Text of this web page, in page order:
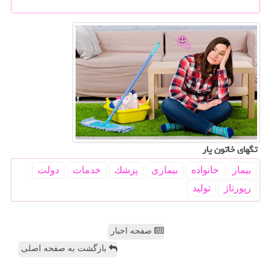
تگهای خاتون یار
بیمار خانواده بیماری پزشك خدمات
دولت
رپورتاژ
تولید
صفحه اخبار
بازگشت به صفحه اصلی